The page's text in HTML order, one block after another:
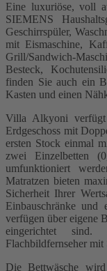
Eine luxuriöse, voll
SIEMENS
Geschirrspüler,
mit Eismaschine,
Grill/Sandwich-
Besteck,
finden Sie auch ein
Kasten und einen
Villa Alkyoni verfügt
Erdgeschoss mit
ersten Stock einmal
zwei Einzelbetten
umfunktioniert
Matratzen bieten
Sicherheit Ihrer
Einbauschränke und
verfügen über eigene
eingerichtet
Flachbildfernseher mit
Die Bettwäsche